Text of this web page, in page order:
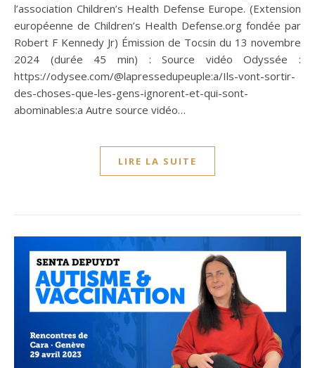
l’association Children’s Health Defense Europe. (Extension
européenne de Children’s Health Defense.org fondée par
Robert F Kennedy Jr) Émission de Tocsin du 13 novembre
2024 (durée 45 min) : Source vidéo Odyssée :
https://odysee.com/@lapressedupeuple:a/Ils-vont-sortir-
des-choses-que-les-gens-ignorent-et-qui-sont-
abominables:a Autre source vidéo…
LIRE LA SUITE